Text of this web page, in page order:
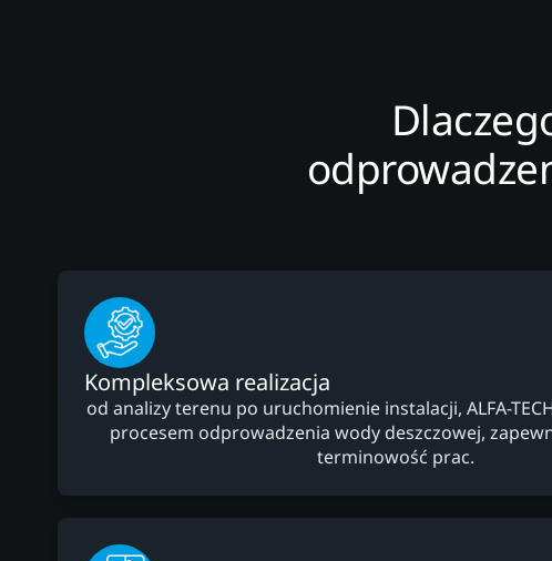
Kompleksowa realizacja
od analizy terenu po uruchomienie instalacji, ALFA-
procesem odprowadzenia wody deszczowej,
terminowość prac.